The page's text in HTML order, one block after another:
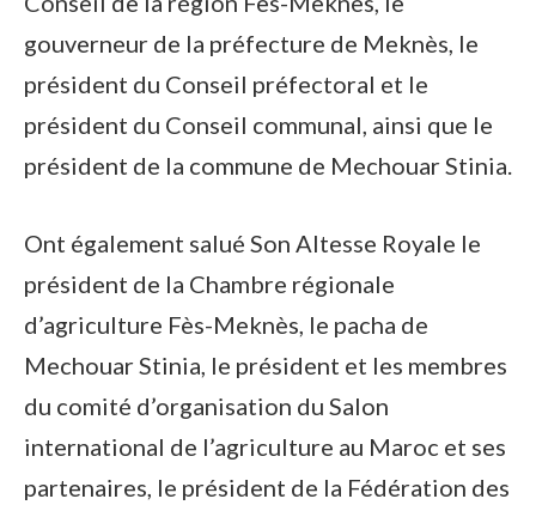
gouverneur de la préfecture de Meknès, le
président du Conseil préfectoral et le
président du Conseil communal, ainsi que le
président de la commune de Mechouar Stinia.
Ont également salué Son Altesse Royale le
président de la Chambre régionale
d’agriculture Fès-Meknès, le pacha de
Mechouar Stinia, le président et les membres
du comité d’organisation du Salon
international de l’agriculture au Maroc et ses
partenaires, le président de la Fédération des